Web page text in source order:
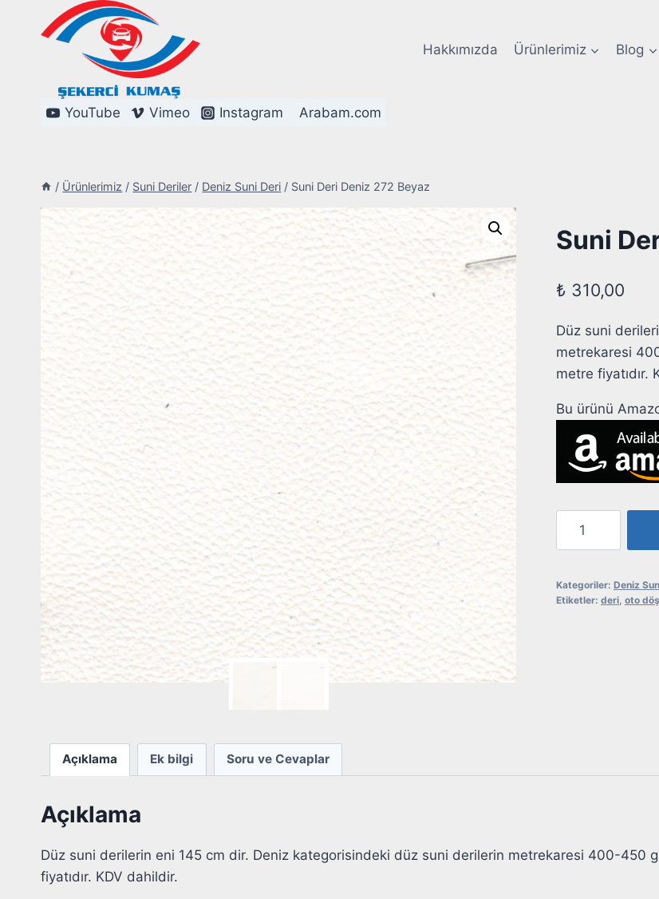
Hakkımızda Ürünlerimiz Blog
YouTube Vimeo Instagram Arabam.com
/ Ürünlerimiz / Suni Deriler / Deniz Suni Deri / Suni Deri Deniz 272 Beyaz
Suni
₺ 310,00
Düz suni
metrekaresi
metre fiyatıdır.
Bu ürünü
272
Beyaz
Kategoriler: Deniz
Etiketler: deri, oto
Açıklama Ek bilgi Soru ve Cevaplar
Açıklama
Düz suni derilerin eni 145 cm dir. Deniz kategorisindeki düz suni derilerin metrekaresi 400-450
fiyatıdır. KDV dahildir.